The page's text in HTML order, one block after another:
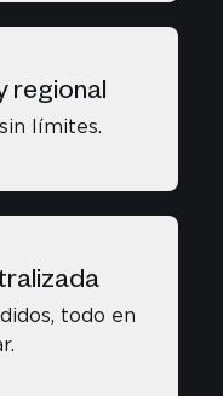
regional
límites.
todo en